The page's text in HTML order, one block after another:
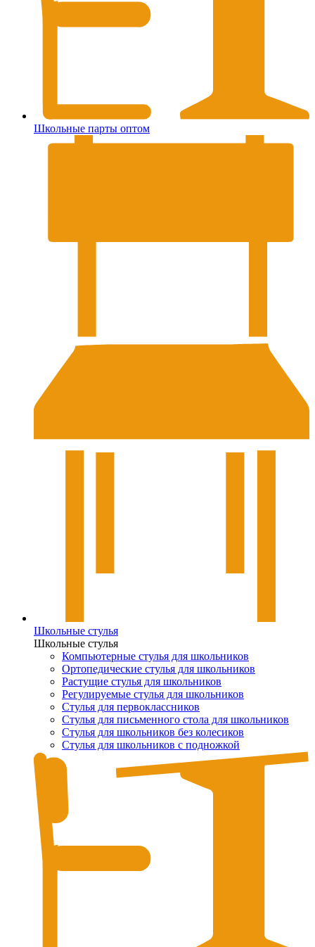
Школьные парты оптом
Школьные стулья
Школьные стулья
Компьютерные стулья для школьников
Ортопедические стулья для школьников
Растущие стулья для школьников
Регулируемые стулья для школьников
Стулья для первоклассников
Стулья для письменного стола для школьников
Стулья для школьников без колесиков
Стулья для школьников с подножкой